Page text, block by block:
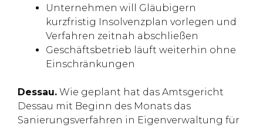
Unternehmen will Gläubigern
kurzfristig Insolvenzplan vorlegen und
Verfahren zeitnah abschließen
Geschäftsbetrieb läuft weiterhin ohne
Einschränkungen
Dessau. Wie geplant hat das Amtsgericht
Dessau mit Beginn des Monats das
Sanierungsverfahren in Eigenverwaltung für